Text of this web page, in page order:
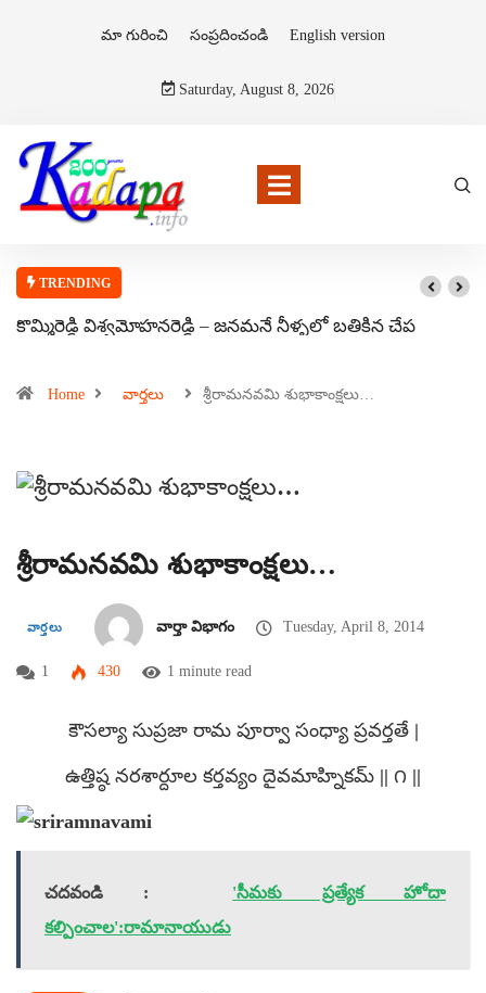
మా గురించి సంప్రదించండి English version
Saturday, August 8, 2026
TRENDING
కొమ్మిరెడ్డి విశ్వమోహనరెడ్డి – జనమనే నీళ్ళలో బతికిన చేప
Home వార్తలు శ్రీరామనవమి శుభాకాంక్షలు…
శ్రీరామనవమి శుభాకాంక్షలు…
వార్తలు వార్తా విభాగం Tuesday, April 8, 2014
1 430 1 minute read
కౌసల్యా సుప్రజా రామ పూర్వా సంధ్యా ప్రవర్తతే |
ఉత్తిష్ఠ నరశార్దూల కర్తవ్యం దైవమాహ్నికమ్ || ౧ ||
చదవండి :
'సీమకు ప్రత్యేక హోదా
కల్పించాల':రామానాయుడు